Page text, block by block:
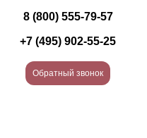
8 (800) 555-79-57
+7 (495) 902-55-25
Обратный звонок